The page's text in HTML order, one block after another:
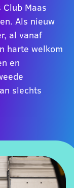
Maas
Als nieuw
al vanaf
harte welkom
en
slechts